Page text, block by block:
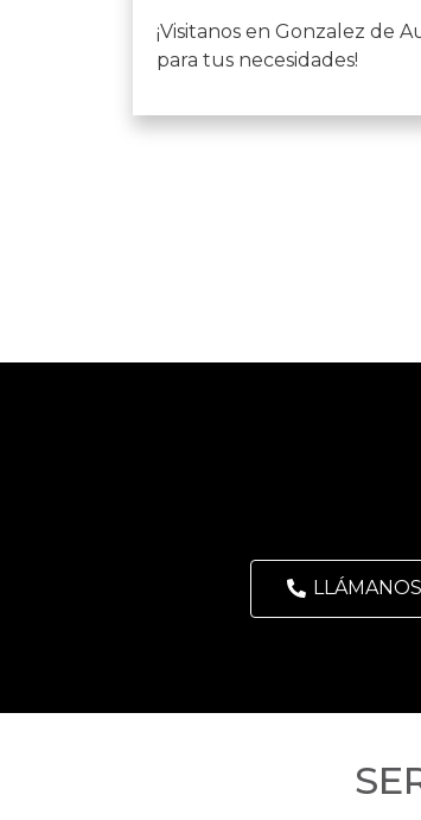
¡Visitanos en Gonzalez de
para tus necesidades!
LLÁMANOS